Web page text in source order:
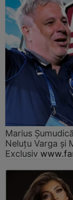
Marius
Neluţu Varga şi
Exclusiv